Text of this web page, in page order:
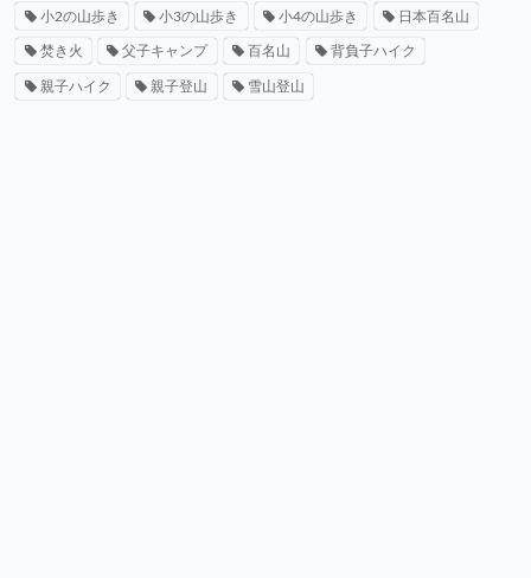
小2の山歩き 小3の山歩き 小4の山歩き 日本百名山
焚き火 父子キャンプ 百名山 背負子ハイク
親子ハイク 親子登山 雪山登山